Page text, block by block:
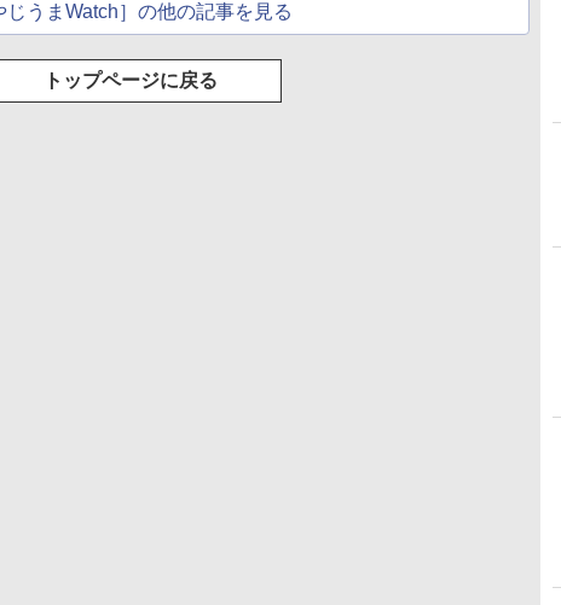
じうまWatch］の他の記事を見る
トップページに戻る